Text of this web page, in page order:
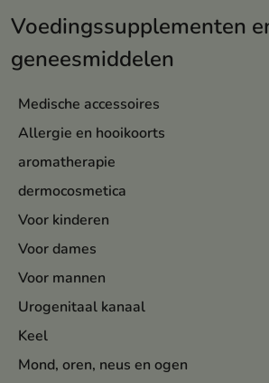
Voedingssupplementen
geneesmiddelen
Medische accessoires
Allergie en hooikoorts
aromatherapie
dermocosmetica
Voor kinderen
Voor dames
Voor mannen
Urogenitaal kanaal
Keel
Mond, oren, neus en ogen